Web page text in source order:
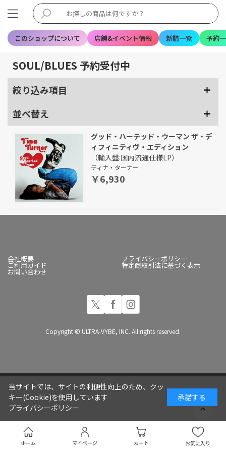
このショップについて 店舗&イベント情報 新譜一覧 予約
ホーム マイページ カート お気に入り
SOUL/BLUES 予約受付中
絞り込み項目
並べ替え
グッド・ハーテッド・ウーマン ザ・デ
ィフィニティヴ・エディション
（輸入盤:国内流通仕様LP）
ティナ・ターナー
￥6,930
会社概要 プライバシーポリシー
ご利用ガイド 特定商取引法に基づく表示
お問い合わせ
Copyright © ULTRA-VYBE, INC. All rights reserved.
当サイトでは、サイトの利便性向上のため、クッ
キー(Cookie)を使用しています
プライバシーポリシー
承諾する